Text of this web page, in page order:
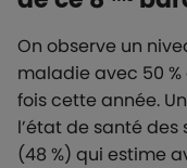
On observe un
maladie avec 50
fois cette année.
l’état de santé
(48 %) qui estime